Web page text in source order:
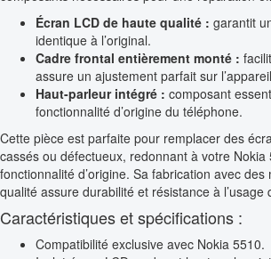
Écran LCD de haute qualité : garantit
identique à l’original.
Cadre frontal entièrement monté :
assure un ajustement parfait sur
Haut-parleur intégré : composant
fonctionnalité d’origine du téléphone.
Cette pièce est parfaite pour remplacer des
cassés ou défectueux, redonnant à votre
fonctionnalité d’origine. Sa fabrication avec
qualité assure durabilité et résistance à l’usage
Caractéristiques et spécifications :
Compatibilité exclusive avec Nokia 5510.